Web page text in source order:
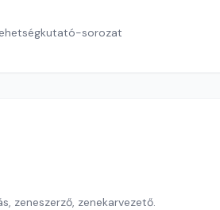
sorozat
zeneszerző, zenekarvezető.